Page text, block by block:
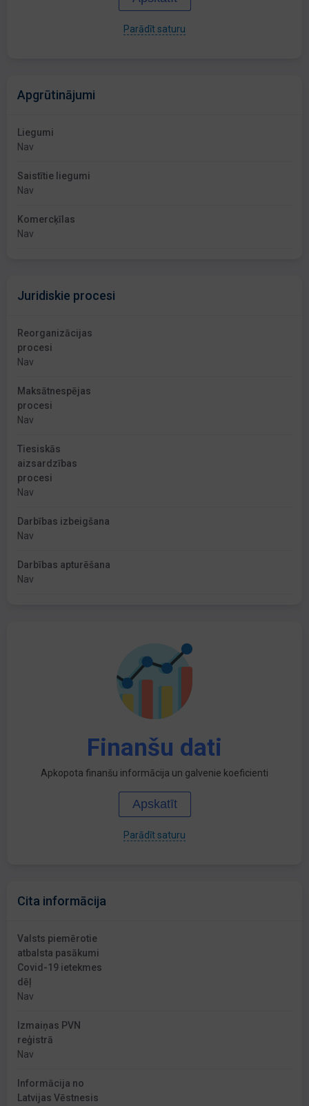
Parādīt saturu
Apgrūtinājumi
Liegumi
Nav
Saistītie liegumi
Nav
Komercķīlas
Nav
Juridiskie procesi
Reorganizācijas
procesi
Nav
Maksātnespējas
procesi
Nav
Tiesiskās
aizsardzības
procesi
Nav
Darbības izbeigšana
Nav
Darbības apturēšana
Nav
Finanšu dati
Apkopota finanšu informācija un galvenie koeficienti
Apskatīt
Parādīt saturu
Cita informācija
Valsts piemērotie
atbalsta pasākumi
Covid-19 ietekmes
dēļ
Nav
Izmaiņas PVN
reģistrā
Nav
Informācija no
Latvijas Vēstnesis